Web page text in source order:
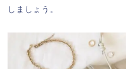
しましょう。